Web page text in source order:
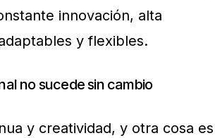
innovación, alta
y flexibles.
no sucede sin cambio
y creatividad, y otra cosa es